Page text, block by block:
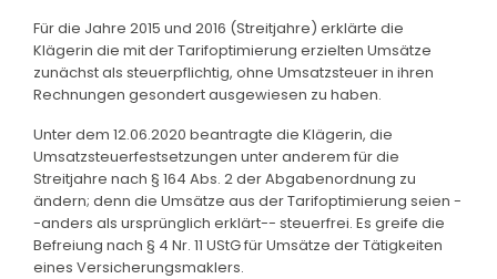
Für die Jahre 2015 und 2016 (Streitjahre) erklärte die
Klägerin die mit der Tarifoptimierung erzielten Umsätze
zunächst als steuerpflichtig, ohne Umsatzsteuer in ihren
Rechnungen gesondert ausgewiesen zu haben.
Unter dem 12.06.2020 beantragte die Klägerin, die
Umsatzsteuerfestsetzungen unter anderem für die
Streitjahre nach § 164 Abs. 2 der Abgabenordnung zu
ändern; denn die Umsätze aus der Tarifoptimierung seien -
-anders als ursprünglich erklärt-- steuerfrei. Es greife die
Befreiung nach § 4 Nr. 11 UStG für Umsätze der Tätigkeiten
eines Versicherungsmaklers.